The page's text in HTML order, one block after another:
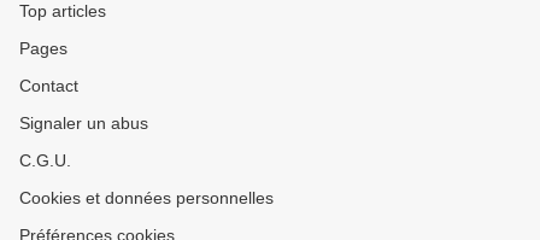
Top articles
Pages
Contact
Signaler un abus
C.G.U.
Cookies et données personnelles
Préférences cookies